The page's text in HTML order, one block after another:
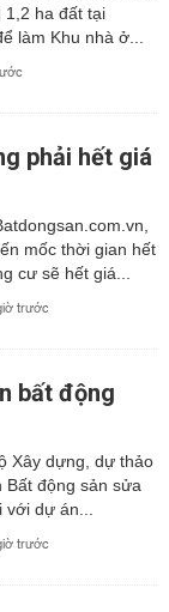
1,2 ha đất tại
làm Khu nhà ở...
phải hết giá
mốc thời gian hết
cư sẽ hết giá...
trước
bất động
Xây dựng, dự thảo
Bất động sản sửa
dự án...
trước